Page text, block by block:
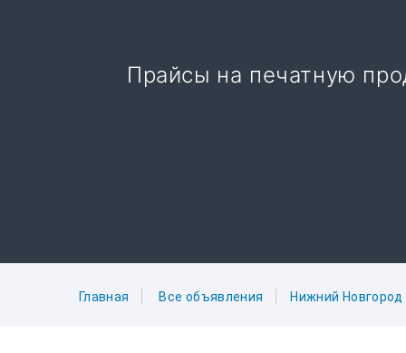
Прайсы на печатную
Главная Все объявления Нижний Новгород